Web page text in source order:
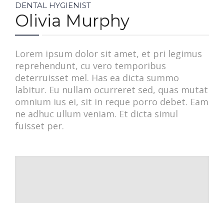
DENTAL HYGIENIST
Olivia Murphy
Lorem ipsum dolor sit amet, et pri legimus
reprehendunt, cu vero temporibus
deterruisset mel. Has ea dicta summo
labitur. Eu nullam ocurreret sed, quas mutat
omnium ius ei, sit in reque porro debet. Eam
ne adhuc ullum veniam. Et dicta simul
fuisset per.